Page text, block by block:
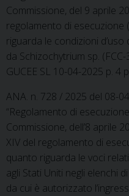
Commissione, del 9 aprile
regolamento di esecuzione
riguarda le condizioni
da Schizochytrium sp.
GUCEE SL 10-04-2025 p. 4 p
ANA. n. 728 / 2025 del 08-
“Regolamento di
Commissione, dell’8 aprile
XIV del regolamento di
quanto riguarda le voci
agli Stati Uniti negli elenchi
da cui è autorizzato